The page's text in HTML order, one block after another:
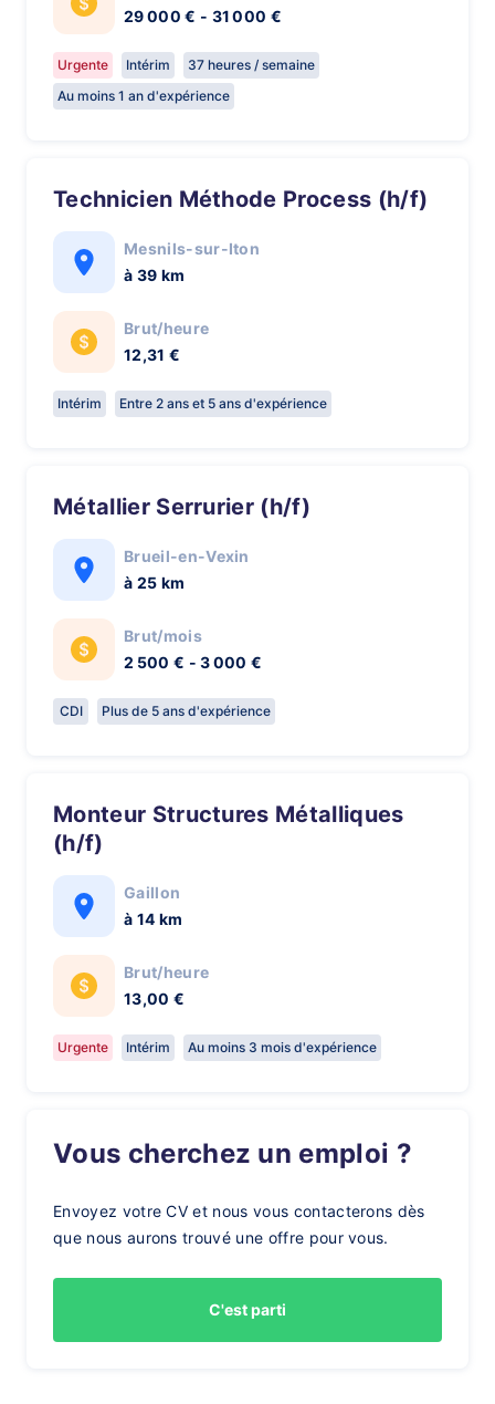
29 000 € - 31 000 €
Urgente Intérim
37 heures / semaine
Au moins 1 an d'expérience
Technicien Méthode Process (h/f)
Mesnils-sur-Iton
à 39 km
Brut/heure
12,31 €
Intérim Entre 2 ans et 5 ans d'expérience
Métallier Serrurier (h/f)
Brueil-en-Vexin
à 25 km
Brut/mois
2 500 € - 3 000 €
CDI Plus de 5 ans d'expérience
Monteur Structures Métalliques
(h/f)
Gaillon
à 14 km
Brut/heure
13,00 €
Urgente Intérim Au moins 3 mois d'expérience
Vous cherchez un emploi ?
Envoyez votre CV et nous vous contacterons dès
que nous aurons trouvé une offre pour vous.
C'est parti